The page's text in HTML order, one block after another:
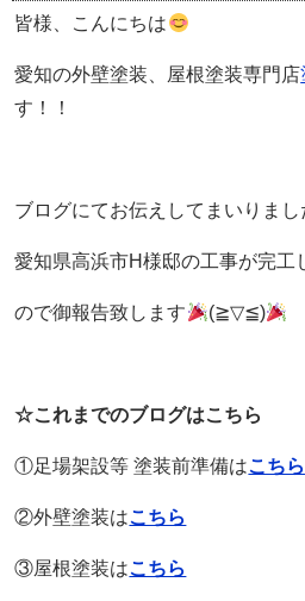
皆様、こんにちは
愛知の外壁塗装、屋根塗装専門店
す！！
ブログにてお伝えしてまいりまし
愛知県高浜市H様邸の工事が完工
ので御報告致します (≧▽≦)
☆これまでのブログはこちら
①足場架設等 塗装前準備はこちら
②外壁塗装はこちら
③屋根塗装はこちら